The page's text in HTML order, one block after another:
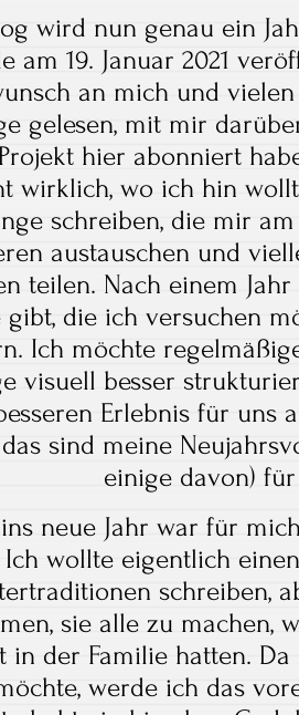
wird nun genau ein
am 19. Januar 2021
an mich und
gelesen, mit mir
hier abonniert
wirklich, wo ich hin
schreiben, die mir
austauschen und
teilen. Nach einem
gibt, die ich versuchen
Ich möchte
visuell besser
Erlebnis für uns
das sind meine
einige davon)
neue Jahr war für
wollte eigentlich
schreiben,
sie alle zu machen,
in der Familie hatten.
werde ich das